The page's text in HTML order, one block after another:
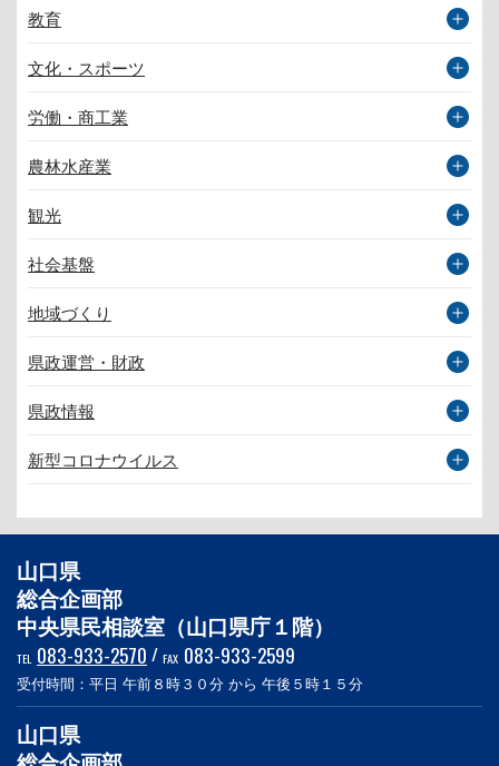
教育
文化・スポーツ
労働・商工業
農林水産業
観光
社会基盤
地域づくり
県政運営・財政
県政情報
新型コロナウイルス
山口県
総合企画部
中央県民相談室（山口県庁１階）
TEL 083-933-2570 / FAX 083-933-2599
受付時間：平日 午前８時３０分 から 午後５時１５分
山口県